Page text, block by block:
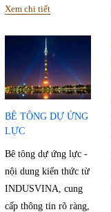
Xem chi tiết
BÊ TÔNG DỰ ỨNG
LỰC
Bê tông dự ứng lực -
nội dung kiến thức từ
INDUSVINA, cung
cấp thông tin rõ ràng,